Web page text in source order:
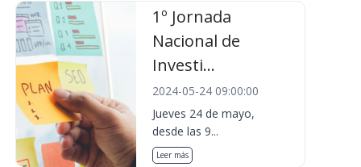
1º Jornada
Nacional de
Investi...
2024-05-24 09:00:00
Jueves 24 de mayo,
desde las 9...
Leer más